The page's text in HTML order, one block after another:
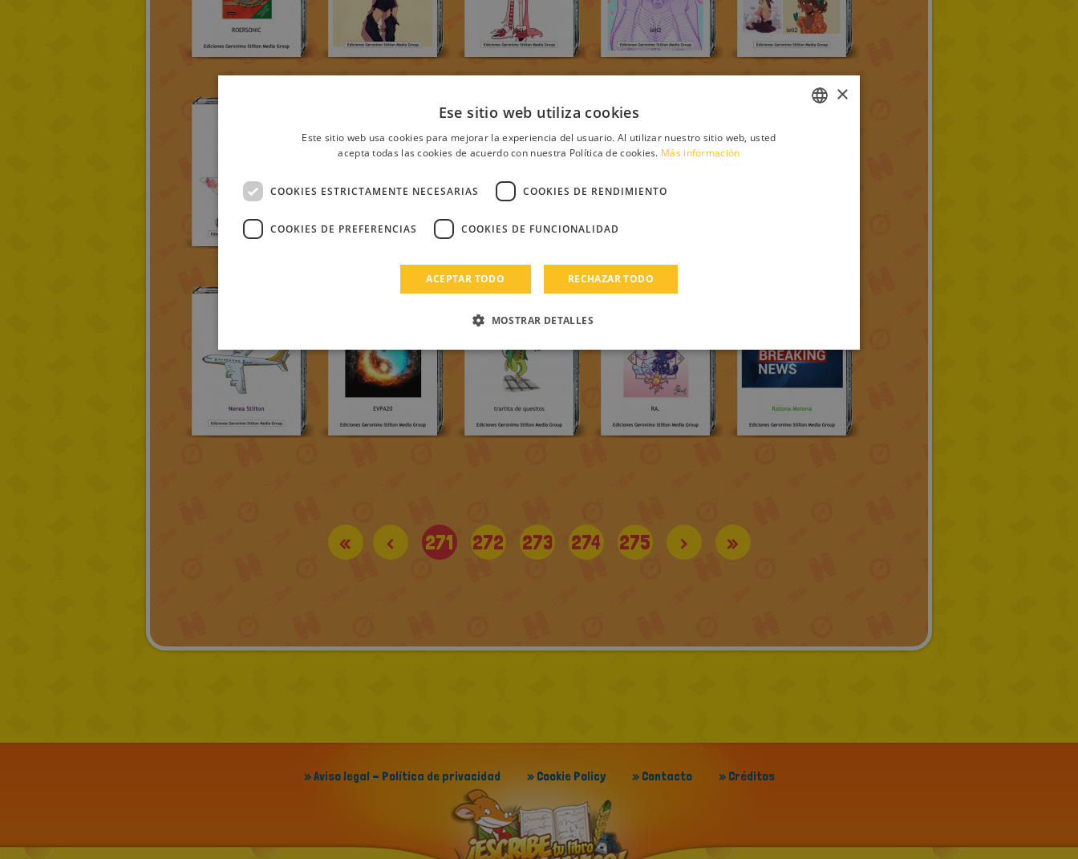
« < 271 272 273 274 275 > »
» Aviso legal - Política de privacidad » Cookie Policy » Contacto » Créditos
TURKISH
GREEK
RUSSIAN
DUTCH
×
Ese sitio web utiliza cookies
Este sitio web usa cookies para mejorar la experiencia del usuario. Al utilizar nuestro sitio web, usted
acepta todas las cookies de acuerdo con nuestra Política de cookies. Más información
COOKIES ESTRICTAMENTE NECESARIAS COOKIES DE RENDIMIENTO
COOKIES DE PREFERENCIAS COOKIES DE FUNCIONALIDAD
ACEPTAR TODO RECHAZAR TODO
MOSTRAR DETALLES